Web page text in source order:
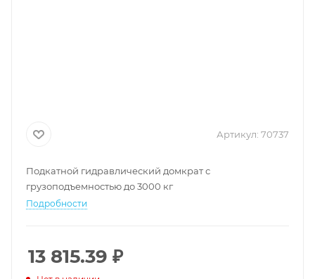
Артикул: 70737
Подкатной гидравлический домкрат с
грузоподъемностью до 3000 кг
Подробности
13 815.39 ₽